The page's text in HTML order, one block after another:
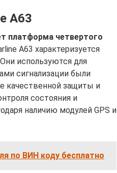
А63
платформа четвертого
A63 характеризуется
используются для
сигнализации были
качественной защиты и
состояния и
наличию модулей GPS и
по ВИН коду бесплатно